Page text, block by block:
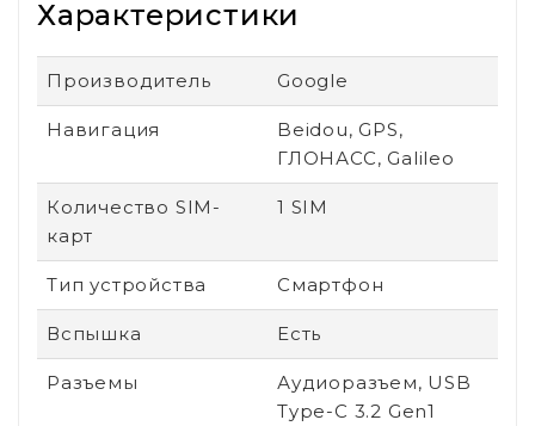
Характеристики
Производитель Google
Навигация
Beidou, GPS,
ГЛОНАСС, Galileo
Количество SIM-
карт
1 SIM
Тип устройства Смартфон
Вспышка Есть
Разъемы
Аудиоразъем, USB
Type-C 3.2 Gen1